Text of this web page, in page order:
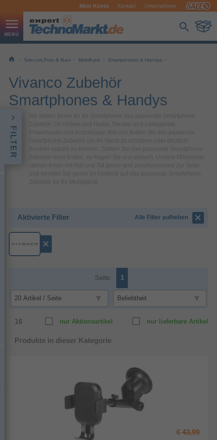
Mein Konto Kontakt Unternehmen
FILTER
Telecom,Foto & Navi Mobilfunk Smartphones & Handys
Vivanco Zubehör
Smartphones & Handys
Aktivierte Filter Alle Filter aufheben
Seite: 1
nur lieferbare Artikel
nur Aktionsartikel
16
Produkte in dieser Kategorie
€ 43,99